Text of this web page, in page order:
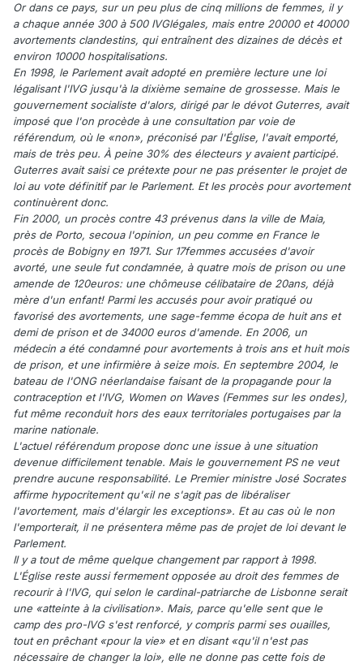
Or dans ce pays, sur un peu plus de cinq millions de femmes, il y
a chaque année 300 à 500 IVGlégales, mais entre 20000 et 40000
avortements clandestins, qui entraînent des dizaines de décès et
environ 10000 hospitalisations.
En 1998, le Parlement avait adopté en première lecture une loi
légalisant l'IVG jusqu'à la dixième semaine de grossesse. Mais le
gouvernement socialiste d'alors, dirigé par le dévot Guterres, avait
imposé que l'on procède à une consultation par voie de
référendum, où le «non», préconisé par l'Église, l'avait emporté,
mais de très peu. À peine 30% des électeurs y avaient participé.
Guterres avait saisi ce prétexte pour ne pas présenter le projet de
loi au vote définitif par le Parlement. Et les procès pour avortement
continuèrent donc.
Fin 2000, un procès contre 43 prévenus dans la ville de Maia,
près de Porto, secoua l'opinion, un peu comme en France le
procès de Bobigny en 1971. Sur 17femmes accusées d'avoir
avorté, une seule fut condamnée, à quatre mois de prison ou une
amende de 120euros: une chômeuse célibataire de 20ans, déjà
mère d'un enfant! Parmi les accusés pour avoir pratiqué ou
favorisé des avortements, une sage-femme écopa de huit ans et
demi de prison et de 34000 euros d'amende. En 2006, un
médecin a été condamné pour avortements à trois ans et huit mois
de prison, et une infirmière à seize mois. En septembre 2004, le
bateau de l'ONG néerlandaise faisant de la propagande pour la
contraception et l'IVG, Women on Waves (Femmes sur les ondes),
fut même reconduit hors des eaux territoriales portugaises par la
marine nationale.
L'actuel référendum propose donc une issue à une situation
devenue difficilement tenable. Mais le gouvernement PS ne veut
prendre aucune responsabilité. Le Premier ministre José Socrates
affirme hypocritement qu'«il ne s'agit pas de libéraliser
l'avortement, mais d'élargir les exceptions». Et au cas où le non
l'emporterait, il ne présentera même pas de projet de loi devant le
Parlement.
Il y a tout de même quelque changement par rapport à 1998.
L'Église reste aussi fermement opposée au droit des femmes de
recourir à l'IVG, qui selon le cardinal-patriarche de Lisbonne serait
une «atteinte à la civilisation». Mais, parce qu'elle sent que le
camp des pro-IVG s'est renforcé, y compris parmi ses ouailles,
tout en prêchant «pour la vie» et en disant «qu'il n'est pas
nécessaire de changer la loi», elle ne donne pas cette fois de